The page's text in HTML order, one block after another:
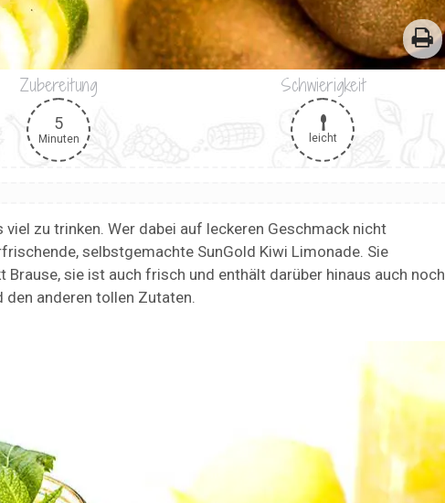
Zubereitung
5
Minuten
Schwierigkeit
leicht
zu trinken. Wer dabei auf leckeren Geschmack nicht
selbstgemachte SunGold Kiwi Limonade. Sie
sie ist auch frisch und enthält darüber hinaus auch noch
anderen tollen Zutaten.